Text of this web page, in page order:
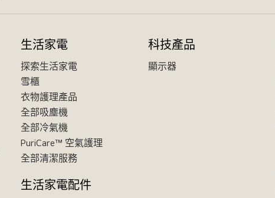
生活家電
探索生活家電
雪櫃
衣物護理產品
全部吸塵機
全部冷氣機
PuriCare™ 空氣護理
全部清潔服務
生活家電配件
科技產品
顯示器